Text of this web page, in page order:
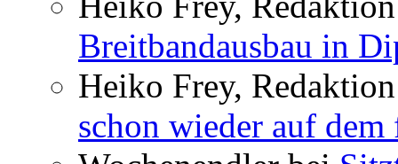
Breitbandausbau in
Heiko Frey,
schon wieder auf dem